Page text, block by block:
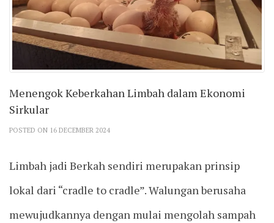
Menengok Keberkahan Limbah dalam Ekonomi
Sirkular
POSTED ON 16 DECEMBER 2024
Limbah jadi Berkah sendiri merupakan prinsip
lokal dari “cradle to cradle”. Walungan berusaha
mewujudkannya dengan mulai mengolah sampah